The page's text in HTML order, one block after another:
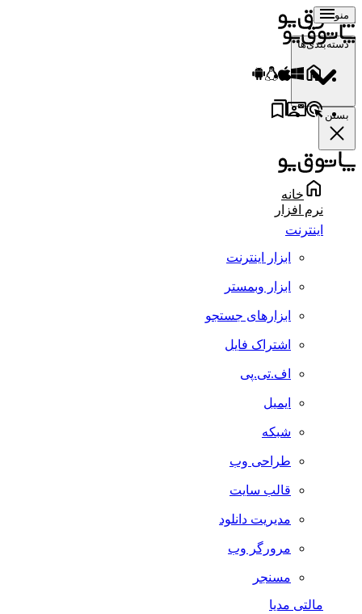
منو
دسته‌بندی‌ها
بستن
خانه
نرم افزار
اینترنت
ابزار اینترنت
ابزار وبمستر
ابزارهای جستجو
اشتراک فایل
اف.تی.پی
ایمیل
شبکه
طراحی وب
قالب سایت
مدیریت دانلود
مرورگر وب
مسنجر
مالتی مدیا